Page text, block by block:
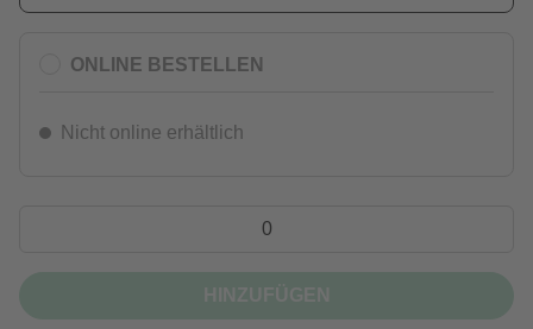
ONLINE BESTELLEN
Nicht online erhältlich